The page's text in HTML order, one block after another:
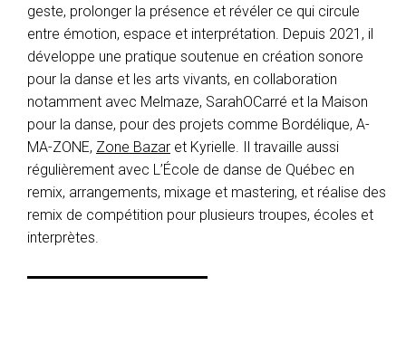
geste, prolonger la présence et révéler ce qui circule
entre émotion, espace et interprétation. Depuis 2021, il
développe une pratique soutenue en création sonore
pour la danse et les arts vivants, en collaboration
notamment avec Melmaze, SarahOCarré et la Maison
pour la danse, pour des projets comme Bordélique, A-
MA-ZONE, Zone Bazar et Kyrielle. Il travaille aussi
régulièrement avec L’École de danse de Québec en
remix, arrangements, mixage et mastering, et réalise des
remix de compétition pour plusieurs troupes, écoles et
interprètes.